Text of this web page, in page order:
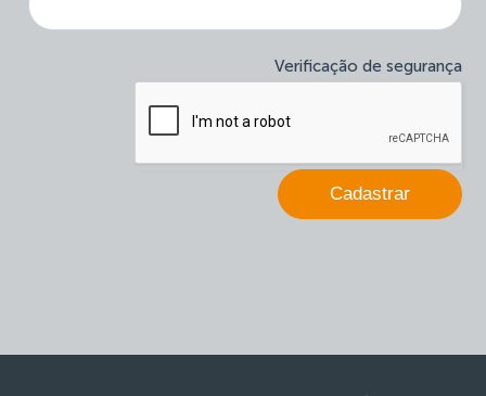
newsletter
Verificação de segurança
Cadastrar
é
humano,
este
campo
branco.